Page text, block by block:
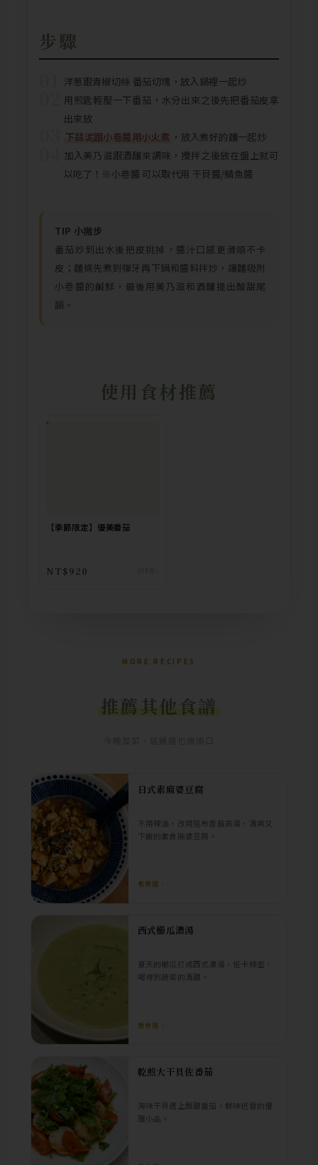
步驟
洋蔥跟青椒切絲 番茄切塊，放入鍋裡一起炒
用煎匙輕壓一下番茄，水分出來之後先把番茄皮拿
出來放
下蒜泥跟小卷醬用小火煮 ，放入煮好的麵一起炒
加入美乃滋跟酒釀來調味，攪拌之後放在盤上就可
以吃了！※小卷醬 可以取代用 干貝醬/鯖魚醬
TIP 小撇步
番茄炒到出水後把皮挑掉，醬汁口感更滑順不卡
皮；麵條先煮到彈牙再下鍋和醬料拌炒，讓麵吸附
小卷醬的鹹鮮，最後用美乃滋和酒釀提出酸甜尾
韻。
使用食材推薦
【季節限定】優美番茄
NT$920
MORE RECIPES
推薦其他食譜
日式素麻婆豆腐
不用辣油，改用昆布香菇高湯，清爽又
下飯的素食麻婆豆腐。
看食譜 ›
西式櫛瓜濃湯
夏天的櫛瓜打成西式濃湯，低卡綿密，
喝得到蔬菜的清甜。
看食譜 ›
乾煎大干貝佐番茄
海味干貝遇上酸甜番茄，鮮味迸發的優
雅小品。